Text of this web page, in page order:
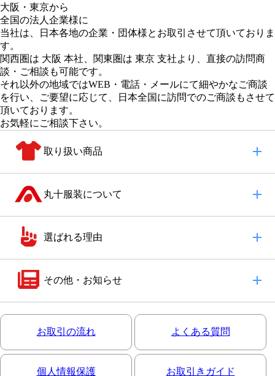
大阪 ・ 東京から
全国の法人企業様に
当社は、日本各地の企業・団体様とお取引させて頂いておりま
す。
関西圏は 大阪 本社
関東圏は 東京 支社より、直接の訪問商
談・ご相談も可能です。
それ以外の地域ではWEB・電話・メールにて細やかなご商談
を行い、
ご要望に応じて、日本全国に訪問でのご商談もさせて
頂いております。
お気軽にご相談下さい。
取り扱い商品
丸十服装について
選ばれる理由
その他・お知らせ
お取引の流れ よくある質問
個人情報保護 お取引きガイド